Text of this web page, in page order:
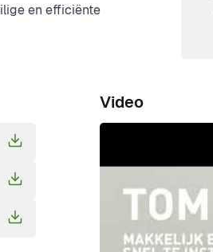
en efficiënte
Video